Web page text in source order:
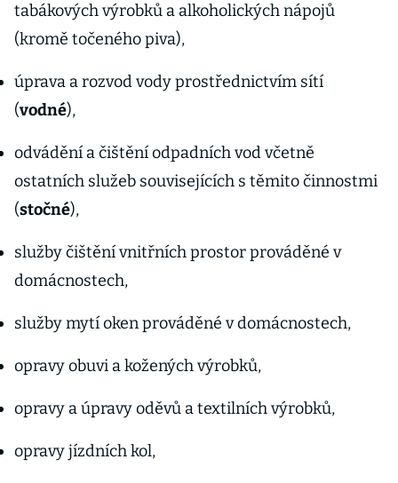
tabákových výrobků a alkoholických nápojů
(kromě točeného piva),
úprava a rozvod vody prostřednictvím sítí
(vodné),
odvádění a čištění odpadních vod včetně
ostatních služeb souvisejících s těmito činnostmi
(stočné),
služby čištění vnitřních prostor prováděné v
domácnostech,
služby mytí oken prováděné v domácnostech,
opravy obuvi a kožených výrobků,
opravy a úpravy oděvů a textilních výrobků,
opravy jízdních kol,